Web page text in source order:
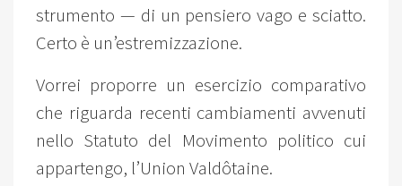
strumento — di un pensiero vago e sciatto.
Certo è un’estremizzazione.
Vorrei proporre un esercizio comparativo
che riguarda recenti cambiamenti avvenuti
nello Statuto del Movimento politico cui
appartengo, l’Union Valdôtaine.